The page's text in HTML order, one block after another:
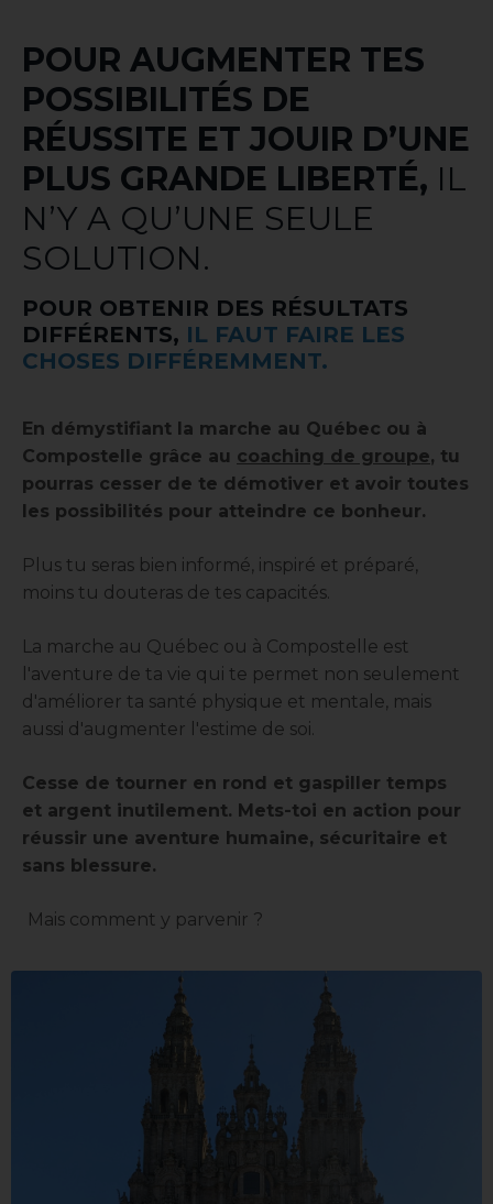
POUR AUGMENTER TES
POSSIBILITÉS DE
RÉUSSITE ET JOUIR D’UNE
PLUS GRANDE LIBERTÉ, IL
N’Y A QU’UNE SEULE
SOLUTION.
POUR OBTENIR DES RÉSULTATS
DIFFÉRENTS, IL FAUT FAIRE LES
CHOSES DIFFÉREMMENT.
En démystifiant la marche au Québec ou à
Compostelle grâce au coaching de groupe, tu
pourras cesser de te démotiver et avoir toutes
les possibilités pour atteindre ce bonheur.
Plus tu seras bien informé, inspiré et préparé,
moins tu douteras de tes capacités.
La marche au Québec ou à Compostelle est
l'aventure de ta vie qui te permet non seulement
d'améliorer ta santé physique et mentale, mais
aussi d'augmenter l'estime de soi.
Cesse de tourner en rond et gaspiller temps
et argent inutilement. Mets-toi en action pour
réussir une aventure humaine, sécuritaire et
sans blessure.
Mais comment y parvenir ?